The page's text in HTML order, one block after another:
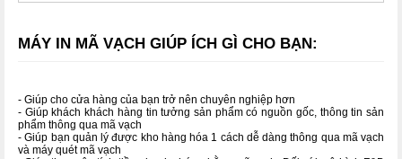
MÁY IN MÃ VẠCH GIÚP ÍCH GÌ CHO BẠN:
- Giúp cho cửa hàng của bạn trở nên chuyên nghiệp hơn
- Giúp khách khách hàng tin tưởng sản phẩm có nguồn gốc, thông tin sản
phẩm thông qua mã vạch
- Giúp bạn quản lý được kho hàng hóa 1 cách dễ dàng thông qua mã vạch
và máy quét mã vạch